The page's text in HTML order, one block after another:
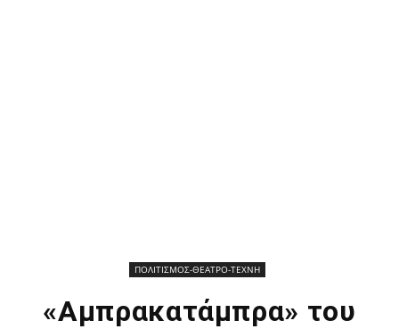
ΠΟΛΙΤΙΣΜΟΣ-ΘΕΑΤΡΟ-ΤΕΧΝΗ
«Αμπρακατάμπρα» του